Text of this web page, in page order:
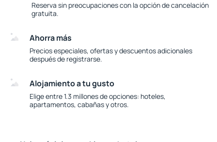
Reserva sin preocupaciones con la opción de cancelación
gratuita.
Ahorra más
Precios especiales, ofertas y descuentos adicionales
después de registrarse.
Alojamiento a tu gusto
Elige entre 1.3 millones de opciones: hoteles,
apartamentos, cabañas y otros.